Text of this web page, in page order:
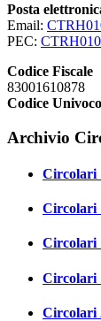
Posta
Email:
PEC:
Codice Fiscale
83001610878
Codice
Archivio
Circolari
Circolari
Circolari
Circolari
Circolari